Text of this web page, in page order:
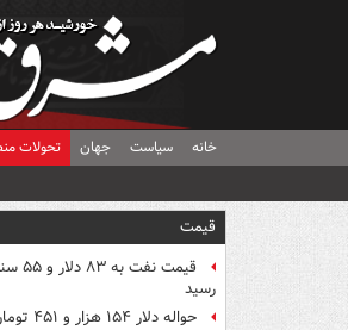
خانه سیاست جهان تحولات
قیمت
قیمت
رسید
حواله دلار ۱۵۴ هزار و ۴۵۱ تومان شد